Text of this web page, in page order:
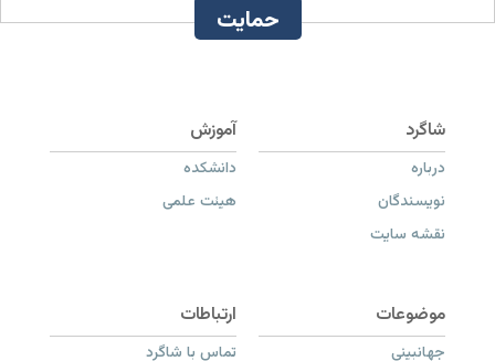
حمایت
درباره
نویسندگان
نقشه سایت
دانشکده
هیئت علمی
جهانبینی
تماس با شاگرد